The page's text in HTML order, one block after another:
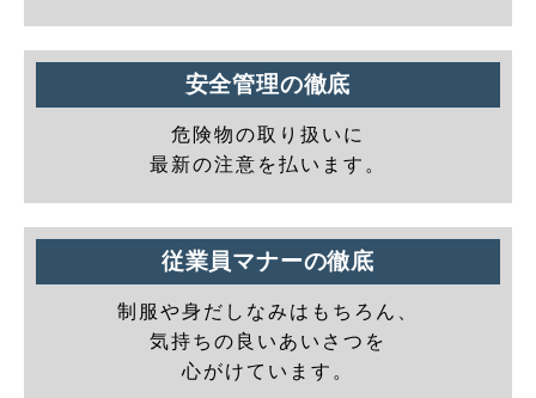
安全管理の徹底
危険物の取り扱いに
最新の注意を払います。
従業員マナーの徹底
制服や身だしなみはもちろん、
気持ちの良いあいさつを
心がけています。